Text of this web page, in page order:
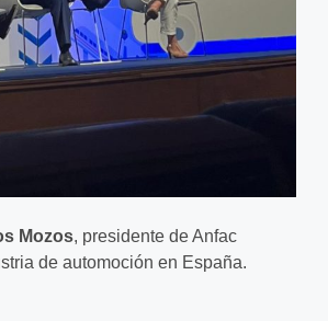
Mozos, presidente de Anfac
de automoción en España.